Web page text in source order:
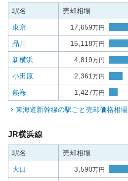
駅名 売却相場
東京 17,659万円
品川 15,118万円
新横浜 4,819万円
小田原 2,361万円
熱海 1,427万円
東海道新幹線の駅ごと売却価格相場
JR横浜線
駅名 売却相場
大口 3,590万円